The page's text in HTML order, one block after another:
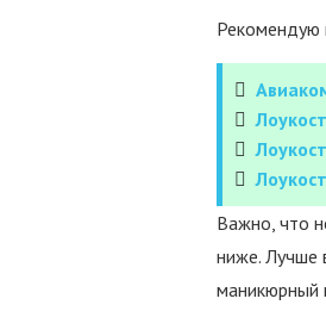
Рекомендую
Важно, что
ниже. Лучше
маникюрный